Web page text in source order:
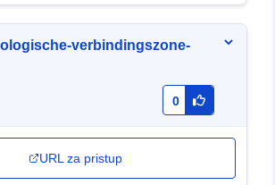
verbindingszone-
0
URL za pristup